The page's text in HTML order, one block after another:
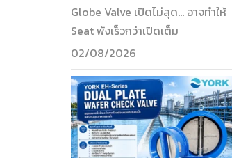
Globe Valve เปิดไม่สุด… อาจทำให้
Seat พังเร็วกว่าเปิดเต็ม
02/08/2026